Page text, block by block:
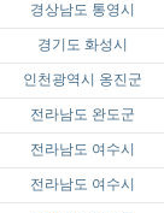
경상남도 통영시
경기도 화성시
인천광역시 옹진군
전라남도 완도군
전라남도 여수시
전라남도 여수시